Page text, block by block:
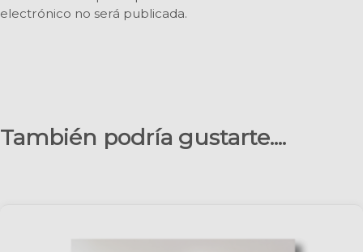
electrónico no será publicada.
También podría gustarte....